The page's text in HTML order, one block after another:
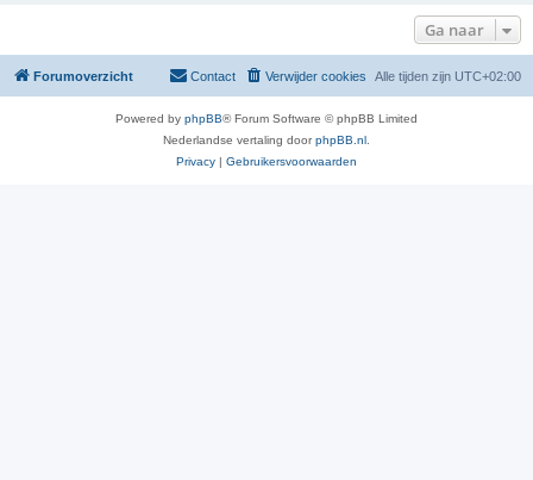
Ga naar
Forumoverzicht Alle tijden zijn UTC+02:00
Verwijder cookies
Contact
Powered by phpBB® Forum Software © phpBB Limited
Nederlandse vertaling doorphpBB.nl
Privacy | Gebruikersvoorwaarden